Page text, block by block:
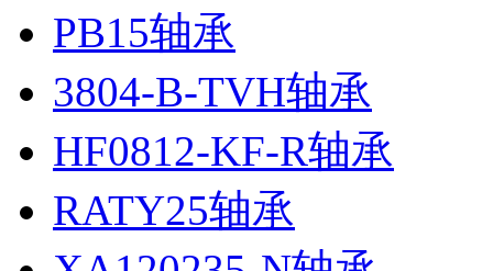
PB15轴承
3804-B-TVH轴承
HF0812-KF-R轴承
RATY25轴承